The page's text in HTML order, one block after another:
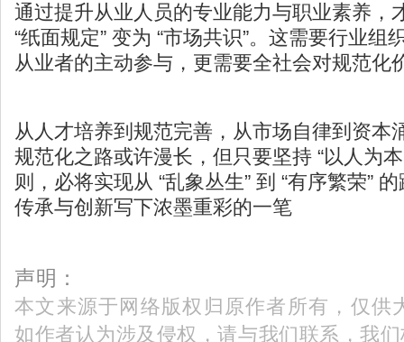
通过提升从业人员的专业能力与职业素养，
“纸面规定” 变为 “市场共识”。这需要行业组
从业者的主动参与，更需要全社会对规范化
从人才培养到规范完善，从市场自律到资本
规范化之路或许漫长，但只要坚持 “以人为
则，必将实现从 “乱象丛生” 到 “有序繁荣”
传承与创新写下浓墨重彩的一笔
声明：
本文来源于网络版权归原作者所有，仅供
如作者认为涉及侵权，请与我们联系，我